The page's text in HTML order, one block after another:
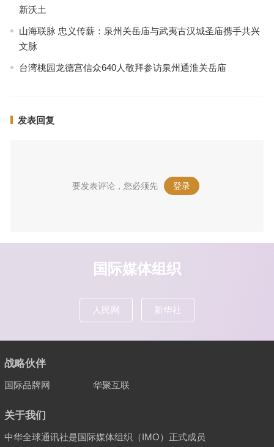
新沃土
山海联脉 忠义传薪：泉州关岳庙与武夷古汉城圣庙携手共兴
文脉
台湾桃园龙德宫信众640人敬拜参访泉州通淮关岳庙
发表回复
要发表评论，您必须先 登录 。
国际媒体组织
人民网 新华社
战略伙伴
国际品牌网 华聚互联
关于我们
中华全球通讯社是国际媒体组织（IMO）正式成员